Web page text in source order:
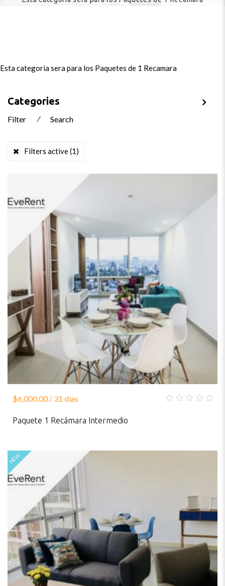
Esta categoria sera para los Paquetes de 1 Recamara
Categories
Filter ⁄ Search
Filters active(1)
$6,000.00/ 31 días
Paquete 1 Recámara Intermedio
NEW